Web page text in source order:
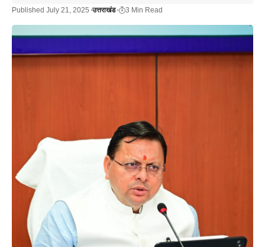
Published July 21, 2025 उत्तराखंड 3 Min Read